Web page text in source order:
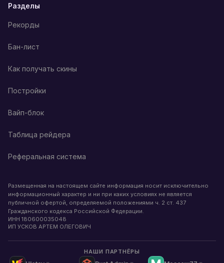
Разделы
Рекорды
Бан-лист
Как получать скины
Постройки
Вайп-блок
Таблица рейдера
Реферальная система
Размещенная на настоящем сайте информация носит исключительно
информационный характер и ни при каких условиях не является
публичной офертой, определяемой положениями ч. 2 ст. 437
Гражданского кодекса Российской Федерации.
ИНН 180600035048
ИП УСКОВ АРТЕМ ОЛЕГОВИЧ
НАШИ ПАРТНЁРЫ